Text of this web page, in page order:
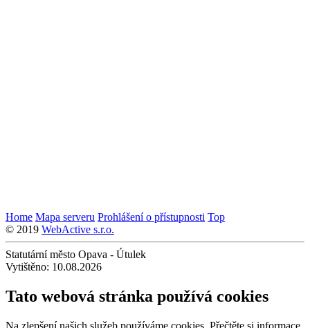
Home Mapa serveru Prohlášení o přístupnosti Top
© 2019 WebActive s.r.o.
Statutární město Opava - Útulek
Vytištěno: 10.08.2026
Tato webová stránka používá cookies
Na zlepšení našich služeb používáme cookies. Přečtěte si informace